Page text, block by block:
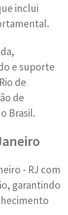
inclui
e suporte
de
de
Brasil.
- RJ com
garantindo